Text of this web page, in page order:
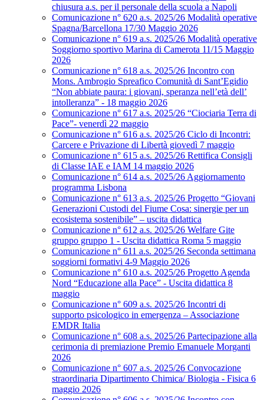
chiusura a.s. per il personale della scuola a Napoli
Comunicazione n° 620 a.s. 2025/26 Modalità operative
Spagna/Barcellona 17/30 Maggio 2026
Comunicazione n° 619 a.s. 2025/26 Modalità operative
Soggiorno sportivo Marina di Camerota 11/15 Maggio
2026
Comunicazione n° 618 a.s. 2025/26 Incontro con
Mons. Ambrogio Spreafico Comunità di Sant’Egidio
“Non abbiate paura: i giovani, speranza nell’età dell’
intolleranza” - 18 maggio 2026
Comunicazione n° 617 a.s. 2025/26 “Ciociaria Terra di
Pace”- venerdì 22 maggio
Comunicazione n° 616 a.s. 2025/26 Ciclo di Incontri:
Carcere e Privazione di Libertà giovedì 7 maggio
Comunicazione n° 615 a.s. 2025/26 Rettifica Consigli
di Classe IAE e IAM 14 maggio 2026
Comunicazione n° 614 a.s. 2025/26 Aggiornamento
programma Lisbona
Comunicazione n° 613 a.s. 2025/26 Progetto “Giovani
Generazioni Custodi del Fiume Cosa: sinergie per un
ecosistema sostenibile” – uscita didattica
Comunicazione n° 612 a.s. 2025/26 Welfare Gite
gruppo gruppo 1 - Uscita didattica Roma 5 maggio
Comunicazione n° 611 a.s. 2025/26 Seconda settimana
soggiorni formativi 4-9 Maggio 2026
Comunicazione n° 610 a.s. 2025/26 Progetto Agenda
Nord “Educazione alla Pace” - Uscita didattica 8
maggio
Comunicazione n° 609 a.s. 2025/26 Incontri di
supporto psicologico in emergenza – Associazione
EMDR Italia
Comunicazione n° 608 a.s. 2025/26 Partecipazione alla
cerimonia di premiazione Premio Emanuele Morganti
2026
Comunicazione n° 607 a.s. 2025/26 Convocazione
straordinaria Dipartimento Chimica/ Biologia - Fisica 6
maggio 2026